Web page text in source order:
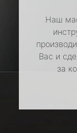
Наш
Вас и
за